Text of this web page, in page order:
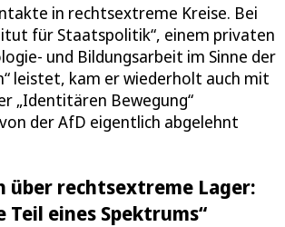
in rechtsextreme Kreise. Bei
für Staatspolitik“, einem privaten
und Bildungsarbeit im Sinne der
leistet, kam er wiederholt auch mit
„Identitären Bewegung“
der AfD eigentlich abgelehnt
über rechtsextreme Lager:
Teil eines Spektrums“